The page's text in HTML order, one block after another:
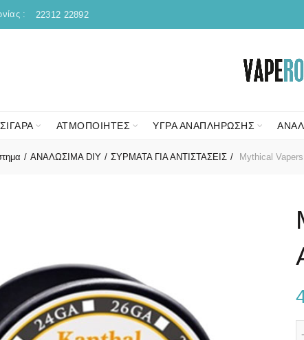
: 22312 22892
ΑΤΜΟΠΟΙΗΤΕΣ ΥΓΡΑ ΑΝΑΠΛΗΡΩΣΗΣ
ΑΝΑΛΩΣΙΜΑ DIY ΣΥΡΜΑΤΑ ΓΙΑ ΑΝΤΙΣΤΑΣΕΙΣ Mythical